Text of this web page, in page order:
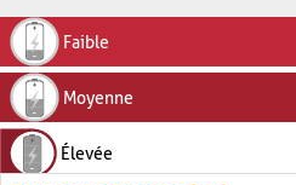
Faible
Moyenne
Élevée